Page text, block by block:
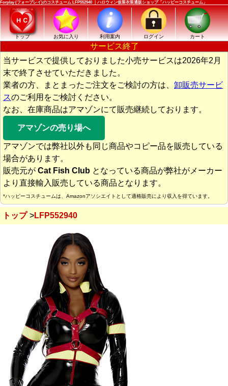
Forplay (フォープレイ)のコスチューム LFP552940 ｜ハロウィン仮装衣装通販ショップ「ハッピーコスチューム」
トップ お気に入り 利用案内 ログイン カート
サービス終了
当サービスで提供しておりました小売サービスは2026年2月
末で終了させていただきました。
業者の方、まとまったご注文をご検討の方は、 卸販売サービ
スのご利用をご検討ください。
なお、在庫商品はアマゾンにて販売継続しております。
アマゾンの売り場へ
アマゾンでは弊社以外も同じ商品やコピー品を販売している
場合があります。
販売元が Cat Fish Club となっている商品が弊社がメーカー
より直接輸入販売している商品となります。
*ハッピーコスチュームは、Amazonアソシエイトとして適格販売により収入を得ています。
トップ LFP552940